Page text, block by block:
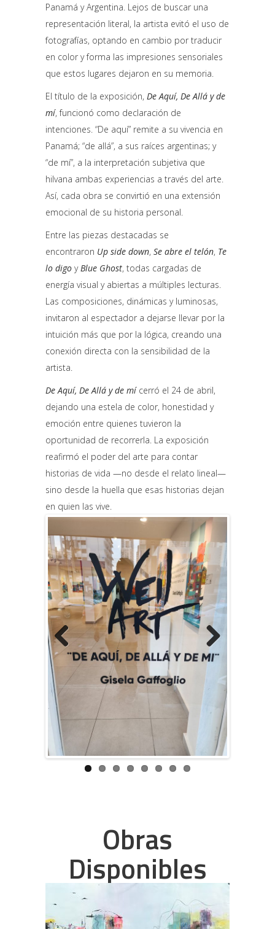
Panamá y Argentina. Lejos de buscar una
representación literal, la artista evitó el uso de
fotografías, optando en cambio por traducir
en color y forma las impresiones sensoriales
que estos lugares dejaron en su memoria.
El título de la exposición, De Aquí, De Allá y de
mí, funcionó como declaración de
intenciones. “De aquí” remite a su vivencia en
Panamá; “de allá”, a sus raíces argentinas; y
“de mí”, a la interpretación subjetiva que
hilvana ambas experiencias a través del arte.
Así, cada obra se convirtió en una extensión
emocional de su historia personal.
Entre las piezas destacadas se
encontraron Up side down, Se abre el telón, Te
lo digo yBlue Ghost, todas cargadas de
energía visual y abiertas a múltiples lecturas.
Las composiciones, dinámicas y luminosas,
invitaron al espectador a dejarse llevar por la
intuición más que por la lógica, creando una
conexión directa con la sensibilidad de la
artista.
De Aquí, De Allá y de mícerró el 24 de abril,
dejando una estela de color, honestidad y
emoción entre quienes tuvieron la
oportunidad de recorrerla. La exposición
reafirmó el poder del arte para contar
historias de vida —no desde el relato lineal—
sino desde la huella que esas historias dejan
en quien las vive.
Previous Next
Disponibles